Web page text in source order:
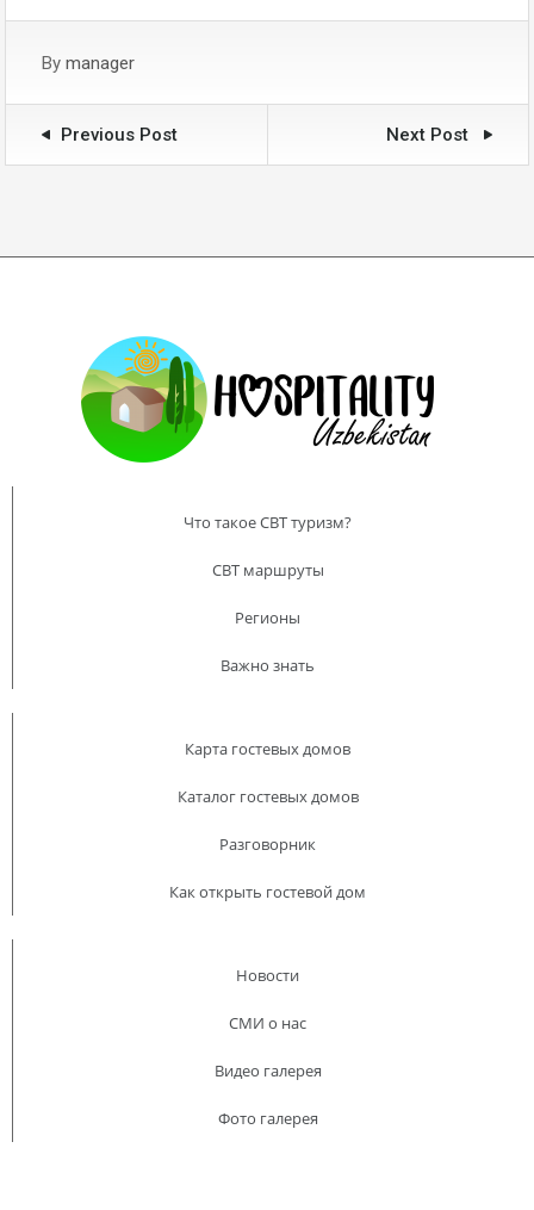
By manager
Previous Post Next Post
Что такое CBT туризм?
CBT маршруты
Регионы
Важно знать
Карта гостевых домов
Каталог гостевых домов
Разговорник
Как открыть гостевой дом
Новости
СМИ о нас
Видео галерея
Фото галерея